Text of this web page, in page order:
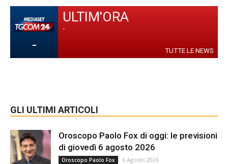
-
ULTIM'ORA
-
TUTTE LE NEWS
GLI ULTIMI ARTICOLI
Oroscopo Paolo Fox di oggi: le previsioni
di giovedì 6 agosto 2026
Oroscopo Paolo Fox 6 Agosto 2026